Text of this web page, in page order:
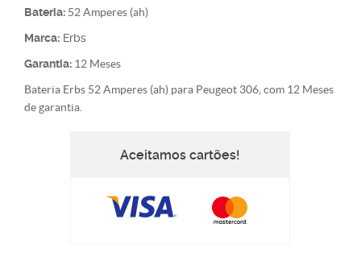
Bateria: 52 Amperes (ah)
Marca: Erbs
Garantia: 12 Meses
Bateria Erbs 52 Amperes (ah) para Peugeot 306, com 12 Meses
de garantia.
Aceitamos cartões!